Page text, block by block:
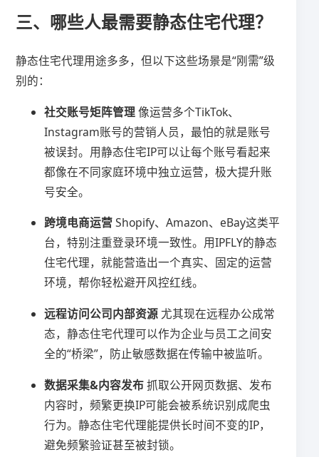
三、哪些人最需要静态住宅代理？
静态住宅代理用途多多，但以下这些场景是“刚需”级
别的：
社交账号矩阵管理像运营多个TikTok、
Instagram账号的营销人员，最怕的就是账号
被误封。用静态住宅IP可以让每个账号看起来
都像在不同家庭环境中独立运营，极大提升账
号安全。
跨境电商运营Shopify、Amazon、eBay这类平
台，特别注重登录环境一致性。用IPFLY的静态
住宅代理，就能营造出一个真实、固定的运营
环境，帮你轻松避开风控红线。
远程访问公司内部资源尤其现在远程办公成常
态，静态住宅代理可以作为企业与员工之间安
全的“桥梁”，防止敏感数据在传输中被监听。
数据采集&内容发布抓取公开网页数据、发布
内容时，频繁更换IP可能会被系统识别成爬虫
行为。静态住宅代理能提供长时间不变的IP，
避免频繁验证甚至被封锁。